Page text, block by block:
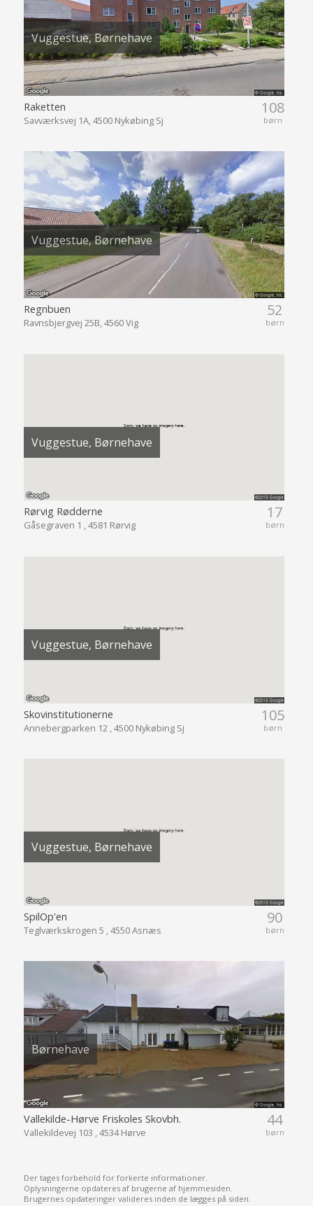
Vuggestue, Børnehave
108
børn
Raketten
Savværksvej 1A, 4500 Nykøbing Sj
Vuggestue, Børnehave
52
børn
Regnbuen
Ravnsbjergvej 25B, 4560 Vig
Vuggestue, Børnehave
17
børn
Rørvig Rødderne
Gåsegraven 1 , 4581 Rørvig
Vuggestue, Børnehave
105
børn
Skovinstitutionerne
Annebergparken 12 , 4500 Nykøbing Sj
Vuggestue, Børnehave
90
børn
SpilOp'en
Teglværkskrogen 5 , 4550 Asnæs
Børnehave
44
børn
Vallekilde-Hørve Friskoles Skovbh.
Vallekildevej 103 , 4534 Hørve
Der tages forbehold for forkerte informationer.
Oplysningerne opdateres af brugerne af hjemmesiden.
Brugernes opdateringer valideres inden de lægges på siden.